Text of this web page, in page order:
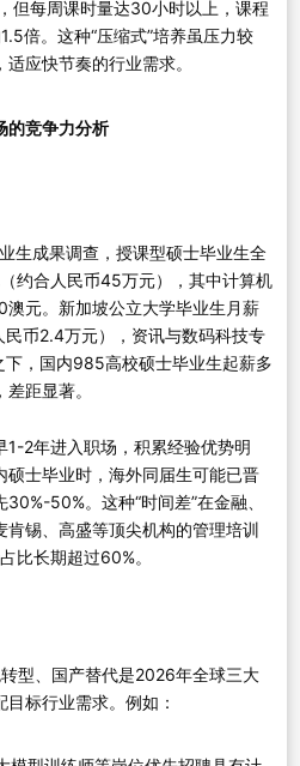
但每周课时量达30小时以上，课程
倍。这种“压缩式”培养虽压力较
应快节奏的行业需求。
的竞争力分析
生成果调查，授课型硕士毕业生全
约合人民币45万元），其中计算机
元。新加坡公立大学毕业生月薪
币2.4万元），资讯与数码科技专
，国内985高校硕士毕业生起薪多
距显著。
1-2年进入职场，积累经验优势明
硕士毕业时，海外同届生可能已晋
50%。这种“时间差”在金融、
肯锡、高盛等顶尖机构的管理培训
比长期超过60%。
型、国产替代是2026年全球三大
标行业需求。例如：